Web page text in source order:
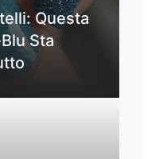
Questa
Sta